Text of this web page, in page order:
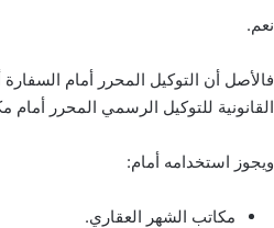
نعم.
فالأصل أن التوكيل المحرر أمام السفارة
القانونية للتوكيل الرسمي المحرر
ويجوز استخدامه أمام:
مكاتب الشهر العقاري.